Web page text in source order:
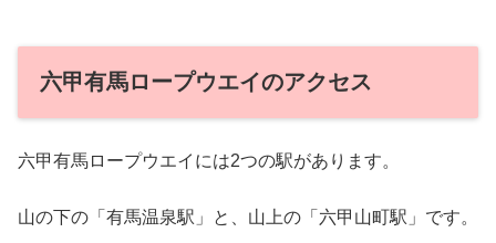
六甲有馬ロープウエイのアクセス
六甲有馬ロープウエイには2つの駅があります。
山の下の「有馬温泉駅」と、山上の「六甲山町駅」です。